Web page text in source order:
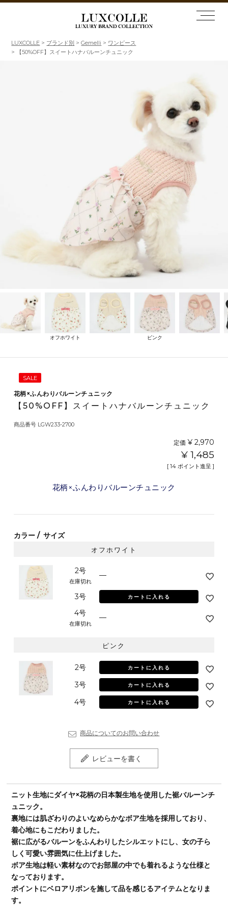
LUXCOLLE ブランド別 Gemelli
ワンピース
【50%OFF】スイートハナバルーンチュニック
オフホワイト ピンク
SALE
花柄×ふんわりバルーンチュニック
【50%OFF】スイートハナバルーンチュニック
商品番号 LGW233-2700
定価 ¥ 2,970
¥ 1,485
[ 14 ポイント進呈 ]
花柄×ふんわりバルーンチュニック
カラー サイズ
オフホワイト
2号
在庫切れ
—
3号 カートに入れる
4号
在庫切れ
—
ピンク
2号 カートに入れる
3号 カートに入れる
4号 カートに入れる
商品についてのお問い合わせ
レビューを書く
ニット生地にダイヤ×花柄の日本製生地を使用した裾バルーンチ
ュニック。
裏地には肌ざわりのよいなめらかなボア生地を採用しており、
着心地にもこだわりました。
裾に広がるバルーンをふんわりしたシルエットにし、女の子ら
しく可愛い雰囲気に仕上げました。
ボア生地は軽い素材なのでお部屋の中でも着れるような仕様と
なっております。
ポイントにベロアリボンを施して品を感じるアイテムとなりま
す。